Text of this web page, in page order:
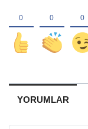
YORUMLAR